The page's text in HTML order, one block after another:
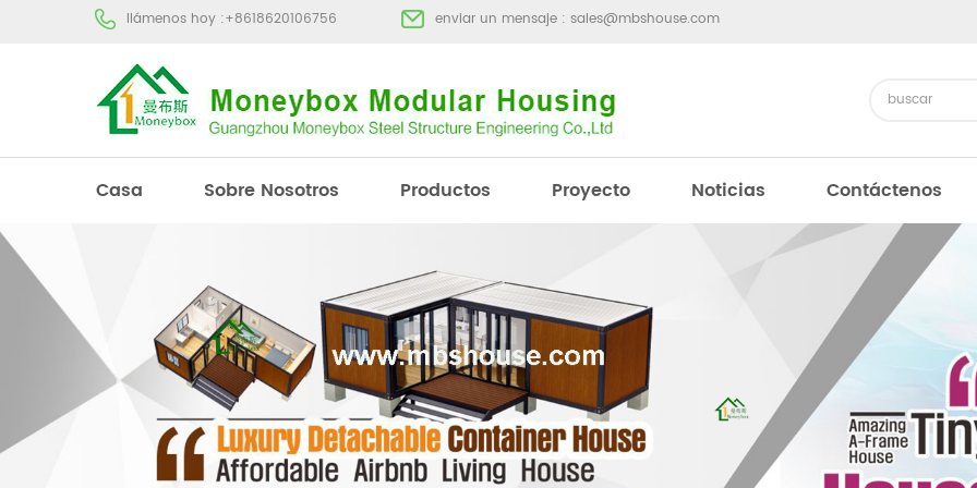
llámenos hoy :+8618620106756 enviar un mensaje : sales@mbshouse.com
Casa Sobre Nosotros Productos Proyecto Noticias Contáctenos